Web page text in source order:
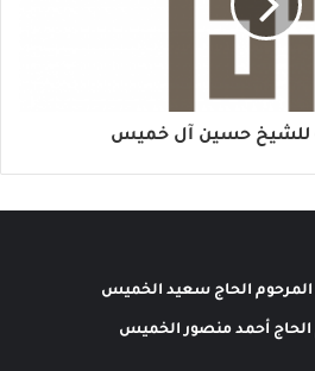
للشيخ حسين آل خميس
المرحوم الحاج سعيد الخميس
أحمد منصور الخميس